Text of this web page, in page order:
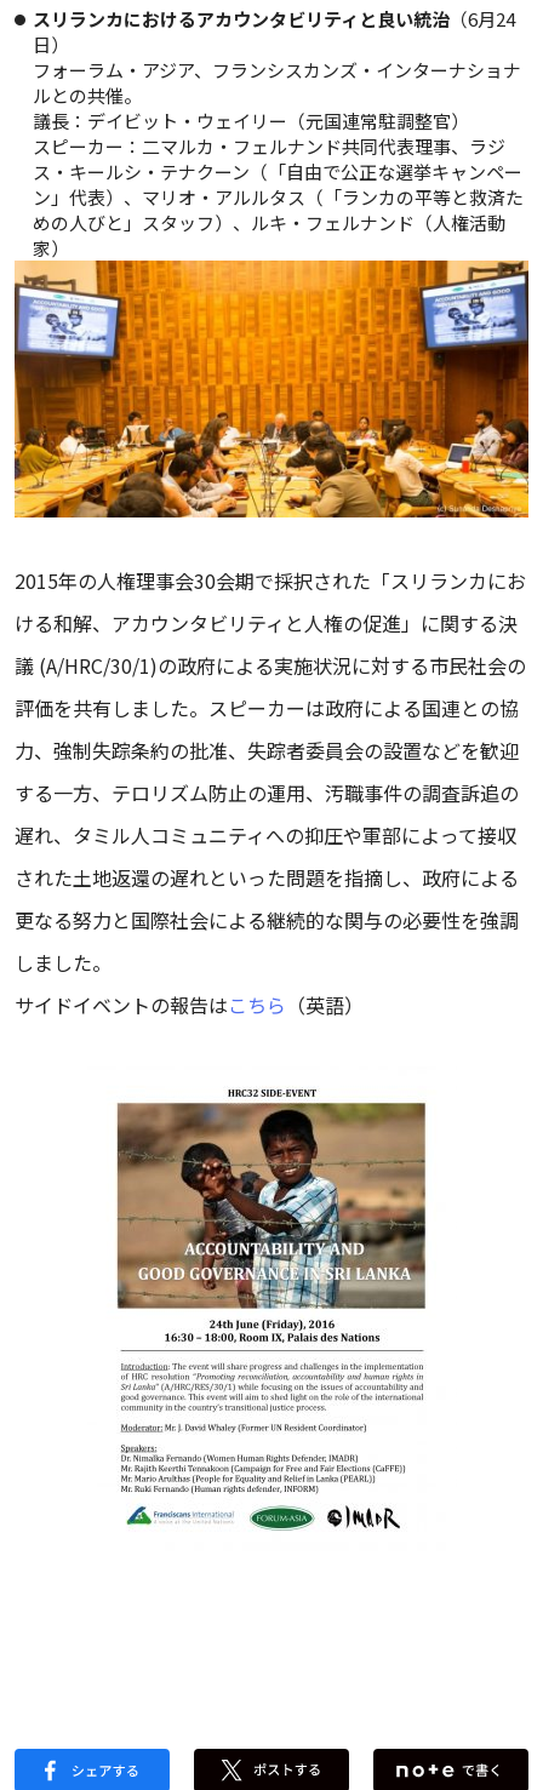
スリランカにおけるアカウンタビリティと良い統治 （6月24
日）
フォーラム・アジア、フランシスカンズ・インターナショナ
ルとの共催。
議長：デイビット・ウェイリー（元国連常駐調整官）
スピーカー：二マルカ・フェルナンド共同代表理事、ラジ
ス・キールシ・テナクーン（「自由で公正な選挙キャンペー
ン」代表）、マリオ・アルルタス（「ランカの平等と救済た
めの人びと」スタッフ）、ルキ・フェルナンド（人権活動
家）
2015年の人権理事会30会期で採択された「スリランカにお
ける和解、アカウンタビリティと人権の促進」に関する決
議 (A/HRC/30/1)の政府による実施状況に対する市民社会の
評価を共有しました。スピーカーは政府による国連との協
力、強制失踪条約の批准、失踪者委員会の設置などを歓迎
する一方、テロリズム防止の運用、汚職事件の調査訴追の
遅れ、タミル人コミュニティへの抑圧や軍部によって接収
された土地返還の遅れといった問題を指摘し、政府による
更なる努力と国際社会による継続的な関与の必要性を強調
しました。
サイドイベントの報告はこちら （英語）